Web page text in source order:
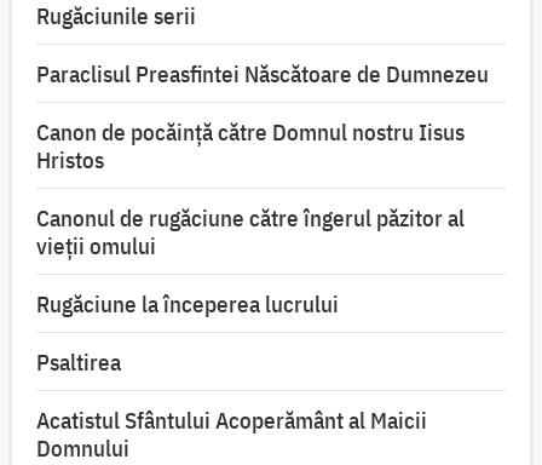
Rugăciunile serii
Paraclisul Preasfintei Născătoare de Dumnezeu
Canon de pocăință către Domnul nostru Iisus
Hristos
Canonul de rugăciune către îngerul păzitor al
vieții omului
Rugăciune la începerea lucrului
Psaltirea
Acatistul Sfântului Acoperământ al Maicii
Domnului